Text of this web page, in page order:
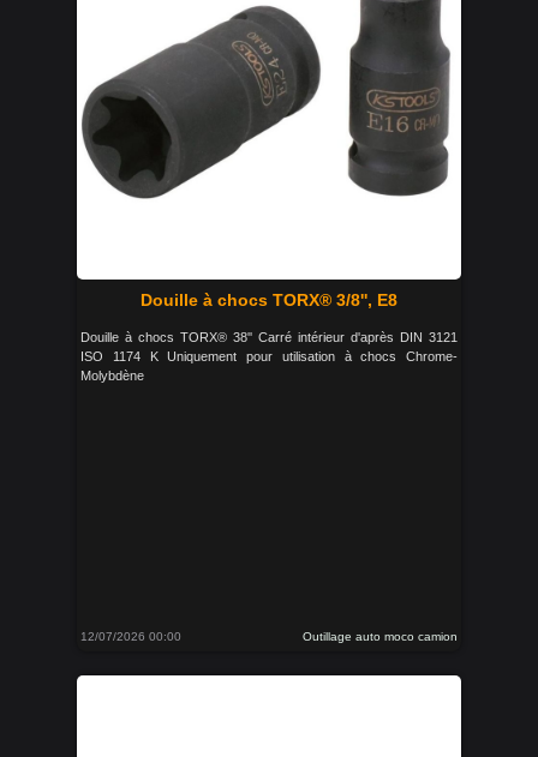
Douille à chocs TORX® 3/8'', E8
Douille à chocs TORX® 38'' Carré intérieur d'après DIN 3121
ISO 1174 K Uniquement pour utilisation à chocs Chrome-
Molybdène
12/07/2026 00:00 Outillage auto moco camion